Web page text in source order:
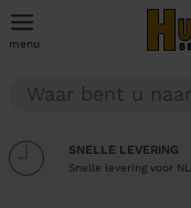
menu
SNELLE LEVERING
Snelle levering voor NL